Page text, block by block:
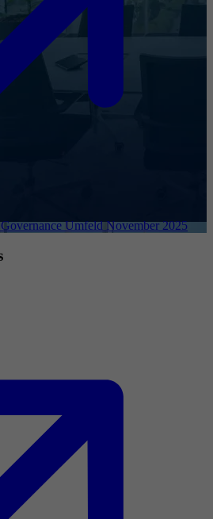
Umfeld November 2025